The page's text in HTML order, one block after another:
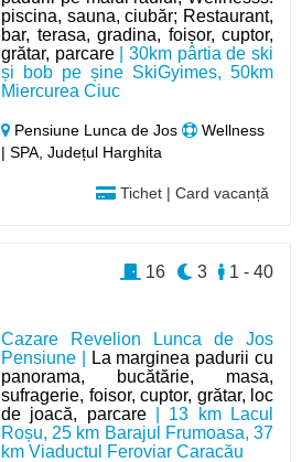
piscina, sauna, ciubăr; Restaurant,
bar, terasa, gradina, foișor, cuptor,
grătar, parcare| 30km pârtia de ski
și bob pe șine SkiGyimes, 50km
Miercurea Ciuc
Pensiune Lunca de Jos
Wellness
| SPA, Județul Harghita
Tichet | Card vacanță
Cazare Revelion Lunca de Jos
Pensiune |
La marginea padurii cu
panorama, bucătărie, masa,
sufragerie, foisor, cuptor, grătar, loc
de joacă, parcare| 13 km Lacul
Roșu, 25 km Barajul Frumoasa, 37
km Viaductul Feroviar Caracău
1 - 40
3
16